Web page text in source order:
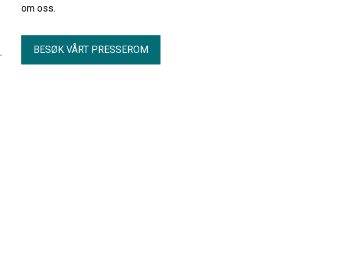
om oss.
BESØK VÅRT PRESSEROM